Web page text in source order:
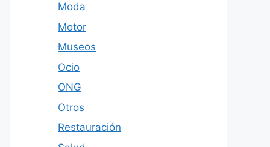
Moda
Motor
Museos
Ocio
ONG
Otros
Restauración